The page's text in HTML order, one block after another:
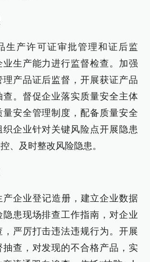
生产许可证审批管理和证后监
生产能力进行监督检查。加强
产品证后监督，开展获证产品
查。督促企业落实质量安全主体
安全管理制度，配备质量安全
企业针对关键风险点开展隐患
、及时整改风险隐患。
产企业登记造册，建立企业数据
隐患现场排查工作指南，对企业
严厉打击违法违规行为。开展
抽查，对发现的不合格产品，实